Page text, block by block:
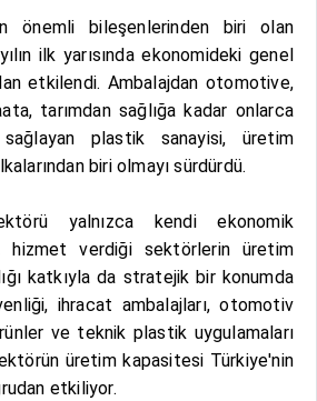
önemli bileşenlerinden biri olan
ilk yarısında ekonomideki genel
etkilendi. Ambalajdan otomotive,
tarımdan sağlığa kadar onlarca
plastik sanayisi, üretim
biri olmayı sürdürdü.
yalnızca kendi ekonomik
hizmet verdiği sektörlerin üretim
katkıyla da stratejik bir konumda
ihracat ambalajları, otomotiv
ve teknik plastik uygulamaları
üretim kapasitesi Türkiye'nin
etkiliyor.